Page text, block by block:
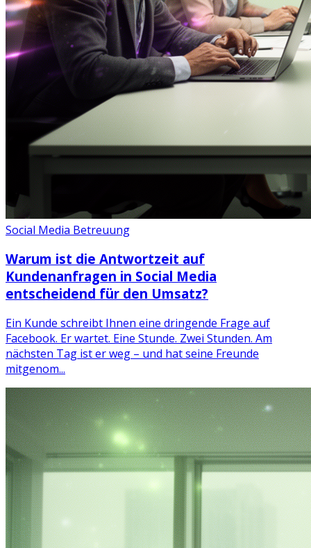
Social Media Betreuung
Warum ist die Antwortzeit auf
Kundenanfragen in Social Media
entscheidend für den Umsatz?
Ein Kunde schreibt Ihnen eine dringende Frage auf
Facebook. Er wartet. Eine Stunde. Zwei Stunden. Am
nächsten Tag ist er weg – und hat seine Freunde
mitgenom...